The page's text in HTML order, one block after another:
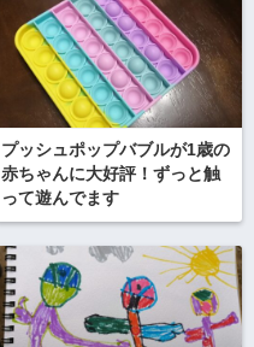
プッシュポップバブルが1歳の
赤ちゃんに大好評！ずっと触
って遊んでます